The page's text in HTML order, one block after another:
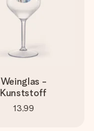
Weinglas -
Kunststoff
13,99